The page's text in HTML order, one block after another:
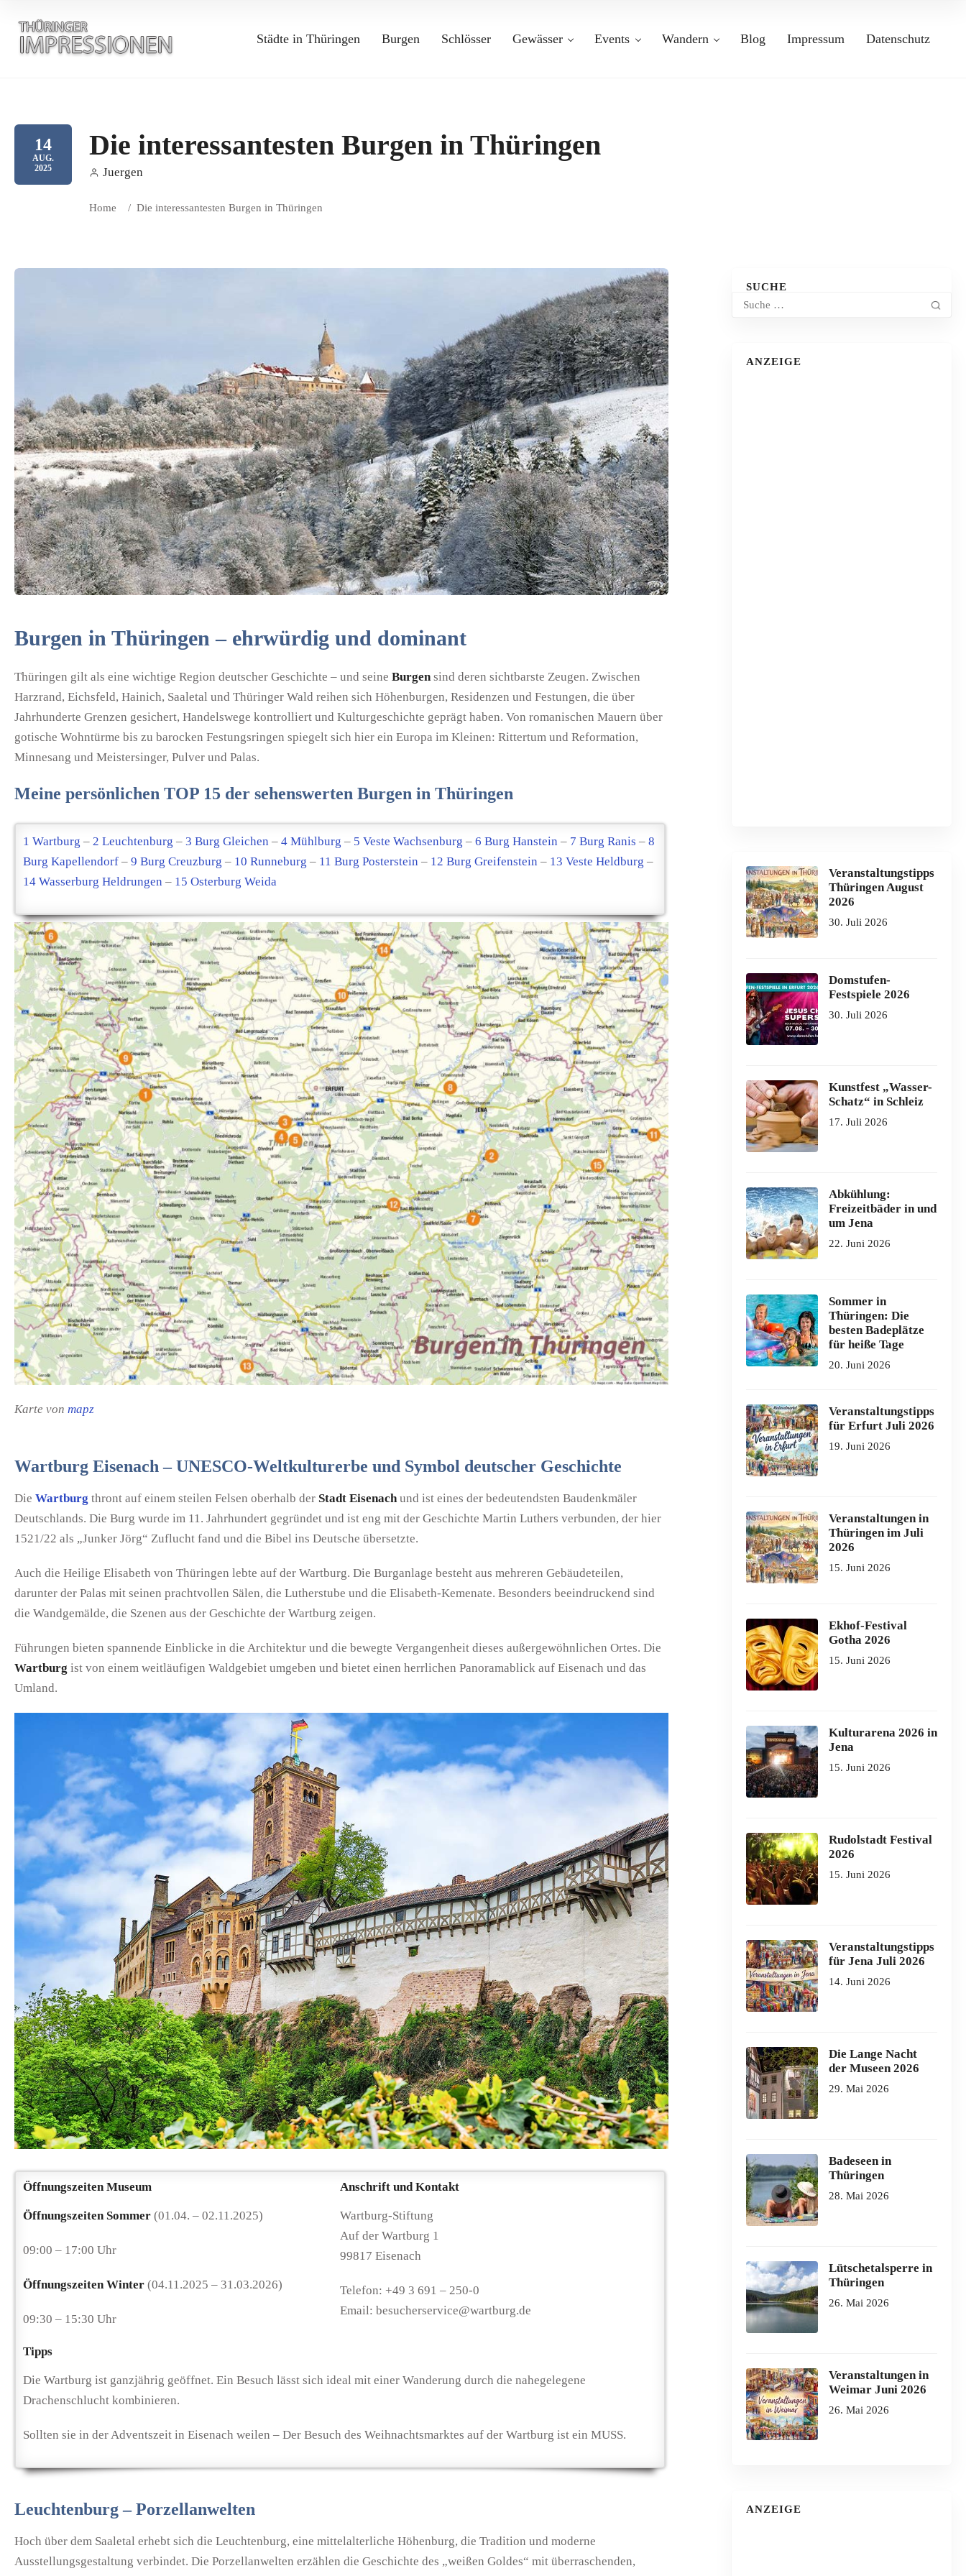
Städte in Thüringen Burgen Schlösser Gewässer Events Wandern Blog Impressum Datenschutz
14
AUG.
2025
Die interessantesten Burgen in Thüringen
Juergen
Home / Die interessantesten Burgen in Thüringen
Burgen in Thüringen – ehrwürdig und dominant
Thüringen gilt als eine wichtige Region deutscher Geschichte – und seine Burgensind deren sichtbarste Zeugen. Zwischen
Harzrand, Eichsfeld, Hainich, Saaletal und Thüringer Wald reihen sich Höhenburgen, Residenzen und Festungen, die über
Jahrhunderte Grenzen gesichert, Handelswege kontrolliert und Kulturgeschichte geprägt haben. Von romanischen Mauern über
gotische Wohntürme bis zu barocken Festungsringen spiegelt sich hier ein Europa im Kleinen: Rittertum und Reformation,
Minnesang und Meistersinger, Pulver und Palas.
Meine persönlichen TOP 15 der sehenswerten Burgen in Thüringen
1 Wartburg – 2 Leuchtenburg – 3 Burg Gleichen – 4 Mühlburg – 5 Veste Wachsenburg – 6 Burg Hanstein – 7 Burg Ranis – 8
Burg Kapellendorf – 9 Burg Creuzburg – 10 Runneburg – 11 Burg Posterstein – 12 Burg Greifenstein – 13 Veste Heldburg –
14 Wasserburg Heldrungen – 15 Osterburg Weida
Karte von mapz
Wartburg Eisenach – UNESCO-Weltkulturerbe und Symbol deutscher Geschichte
Die Wartburg thront auf einem steilen Felsen oberhalb der Stadt Eisenach und ist eines der bedeutendsten Baudenkmäler
Deutschlands. Die Burg wurde im 11. Jahrhundert gegründet und ist eng mit der Geschichte Martin Luthers verbunden, der hier
1521/22 als „Junker Jörg“ Zuflucht fand und die Bibel ins Deutsche übersetzte.
Auch die Heilige Elisabeth von Thüringen lebte auf der Wartburg. Die Burganlage besteht aus mehreren Gebäudeteilen,
darunter der Palas mit seinen prachtvollen Sälen, die Lutherstube und die Elisabeth-Kemenate. Besonders beeindruckend sind
die Wandgemälde, die Szenen aus der Geschichte der Wartburg zeigen.
Führungen bieten spannende Einblicke in die Architektur und die bewegte Vergangenheit dieses außergewöhnlichen Ortes. Die
Wartburg ist von einem weitläufigen Waldgebiet umgeben und bietet einen herrlichen Panoramablick auf Eisenach und das
Umland.
Öffnungszeiten Museum
Öffnungszeiten Sommer (01.04. – 02.11.2025)
09:00 – 17:00 Uhr
Öffnungszeiten Winter (04.11.2025 – 31.03.2026)
09:30 – 15:30 Uhr
Anschrift und Kontakt
Wartburg-Stiftung
Auf der Wartburg 1
99817 Eisenach
Telefon: +49 3 691 – 250-0
Email: besucherservice@wartburg.de
Tipps
Die Wartburg ist ganzjährig geöffnet. Ein Besuch lässt sich ideal mit einer Wanderung durch die nahegelegene
Drachenschlucht kombinieren.
Sollten sie in der Adventszeit in Eisenach weilen – Der Besuch des Weihnachtsmarktes auf der Wartburg ist ein MUSS.
Leuchtenburg – Porzellanwelten
Hoch über dem Saaletal erhebt sich die Leuchtenburg, eine mittelalterliche Höhenburg, die Tradition und moderne
Ausstellungsgestaltung verbindet. Die Porzellanwelten erzählen die Geschichte des „weißen Goldes“ mit überraschenden,
SUCHE
ANZEIGE
Veranstaltungstipps
Thüringen August
2026
30. Juli 2026
Domstufen-
Festspiele 2026
30. Juli 2026
Kunstfest „Wasser-
Schatz“ in Schleiz
17. Juli 2026
Abkühlung:
Freizeitbäder in und
um Jena
22. Juni 2026
Sommer in
Thüringen: Die
besten Badeplätze
für heiße Tage
20. Juni 2026
Veranstaltungstipps
für Erfurt Juli 2026
19. Juni 2026
Veranstaltungen in
Thüringen im Juli
2026
15. Juni 2026
Ekhof-Festival
Gotha 2026
15. Juni 2026
Kulturarena 2026 in
Jena
15. Juni 2026
Rudolstadt Festival
2026
15. Juni 2026
Veranstaltungstipps
für Jena Juli 2026
14. Juni 2026
Die Lange Nacht
der Museen 2026
29. Mai 2026
Badeseen in
Thüringen
28. Mai 2026
Lütschetalsperre in
Thüringen
26. Mai 2026
Veranstaltungen in
Weimar Juni 2026
26. Mai 2026
ANZEIGE